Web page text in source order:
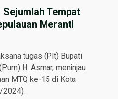
Tempat
Meranti
tugas (Plt) Bupati
H. Asmar, meninjau
MTQ ke-15 di Kota
2024).